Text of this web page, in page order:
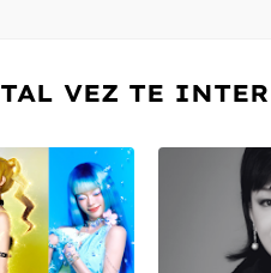
TAL VEZ TE